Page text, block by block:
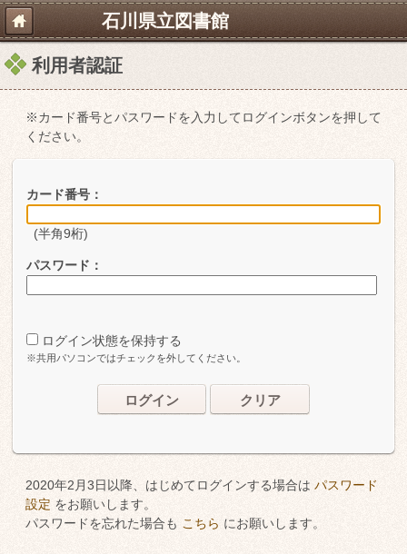
石川県立図書館
利用者認証
※カード番号とパスワードを入力してログインボタンを押して
ください。
カード番号：
(半角9桁)
パスワード：
ログイン状態を保持する
※共用パソコンではチェックを外してください。
ログイン クリア
2020年2月3日以降、はじめてログインする場合は パスワード
設定 をお願いします。
パスワードを忘れた場合も こちら にお願いします。